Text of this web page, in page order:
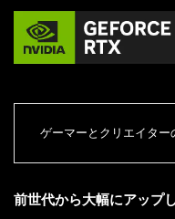
ゲーマーとクリエイタ
前世代から大幅にアッ